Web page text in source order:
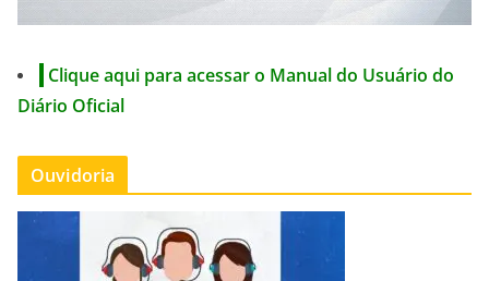
Clique aqui para acessar o Manual do Usuário do
Diário Oficial
Ouvidoria